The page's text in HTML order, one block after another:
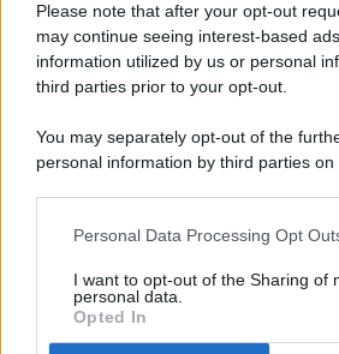
Please note that after your opt-out
may continue seeing interest-based
information utilized by us or personal
third parties prior to your opt-out.
You may separately opt-out of the
personal information by third parties on
This information may also be disclosed
disclose it to other third parties.
Personal Data Processing Opt
I want to opt-out of the Sharing of
personal data.
Opted In
ISCRIZIONE AL ROC N. 35792 –
(ASSOCIAZIONE NAZIONALE
PREFERENZE